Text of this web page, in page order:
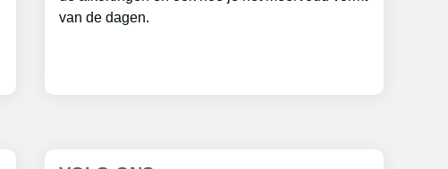
van de dagen.